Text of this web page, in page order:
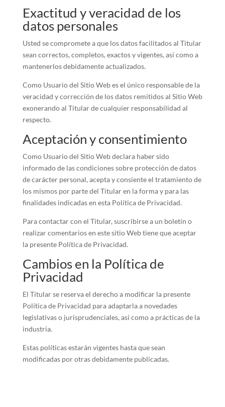
Exactitud y veracidad de los
datos personales
Usted se compromete a que los datos facilitados al Titular
sean correctos, completos, exactos y vigentes, así como a
mantenerlos debidamente actualizados.
Como Usuario del Sitio Web es el único responsable de la
veracidad y corrección de los datos remitidos al Sitio Web
exonerando al Titular de cualquier responsabilidad al
respecto.
Aceptación y consentimiento
Como Usuario del Sitio Web declara haber sido
informado de las condiciones sobre protección de datos
de carácter personal, acepta y consiente el tratamiento de
los mismos por parte del Titular en la forma y para las
finalidades indicadas en esta Política de Privacidad.
Para contactar con el Titular, suscribirse a un boletín o
realizar comentarios en este sitio Web tiene que aceptar
la presente Política de Privacidad.
Cambios en la Política de
Privacidad
El Titular se reserva el derecho a modificar la presente
Política de Privacidad para adaptarla a novedades
legislativas o jurisprudenciales, así como a prácticas de la
industria.
Estas políticas estarán vigentes hasta que sean
modificadas por otras debidamente publicadas.